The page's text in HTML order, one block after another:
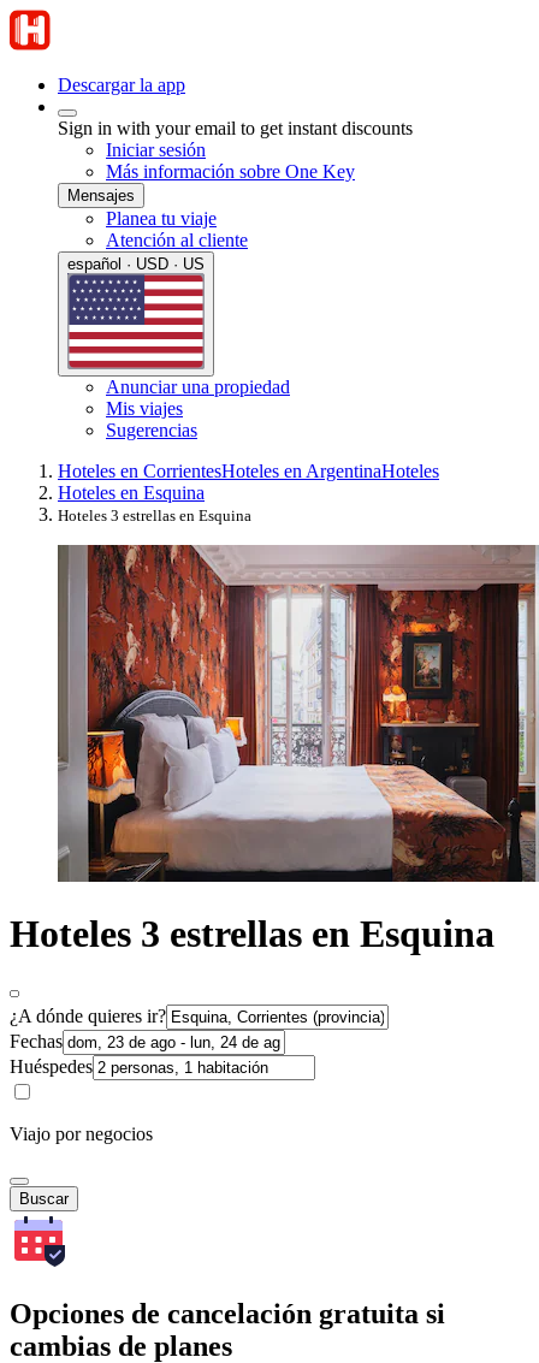
Descargar la app
Sign in with your email to get instant discounts
Iniciar sesión
Más información sobre One Key
Mensajes
Planea tu viaje
Atención al cliente
español · USD · US
Anunciar una propiedad
Mis viajes
Sugerencias
Hoteles en CorrientesHoteles en ArgentinaHoteles
Hoteles en Esquina
Hoteles 3 estrellas en Esquina
Hoteles 3 estrellas en Esquina
¿A dónde quieres ir?
Fechas
Huéspedes
Viajo por negocios
Buscar
Opciones de cancelación gratuita si
cambias de planes